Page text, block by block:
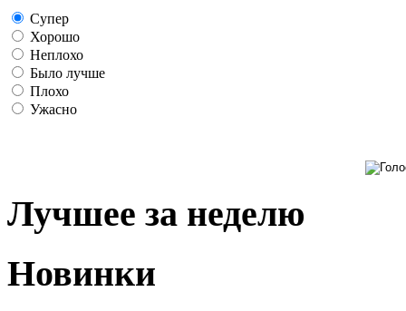
Супер
Хорошо
Неплохо
Было лучше
Плохо
Ужасно
Лучшее за неделю
Новинки